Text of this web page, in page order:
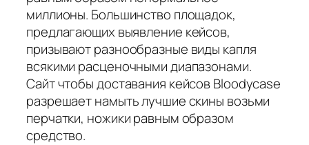
миллионы. Большинство площадок,
предлагающих выявление кейсов,
призывают разнообразные виды капля
всякими расценочными диапазонами.
Сайт чтобы доставания кейсов Bloodycase
разрешает намыть лучшие скины возьми
перчатки, ножики равным образом
средство.